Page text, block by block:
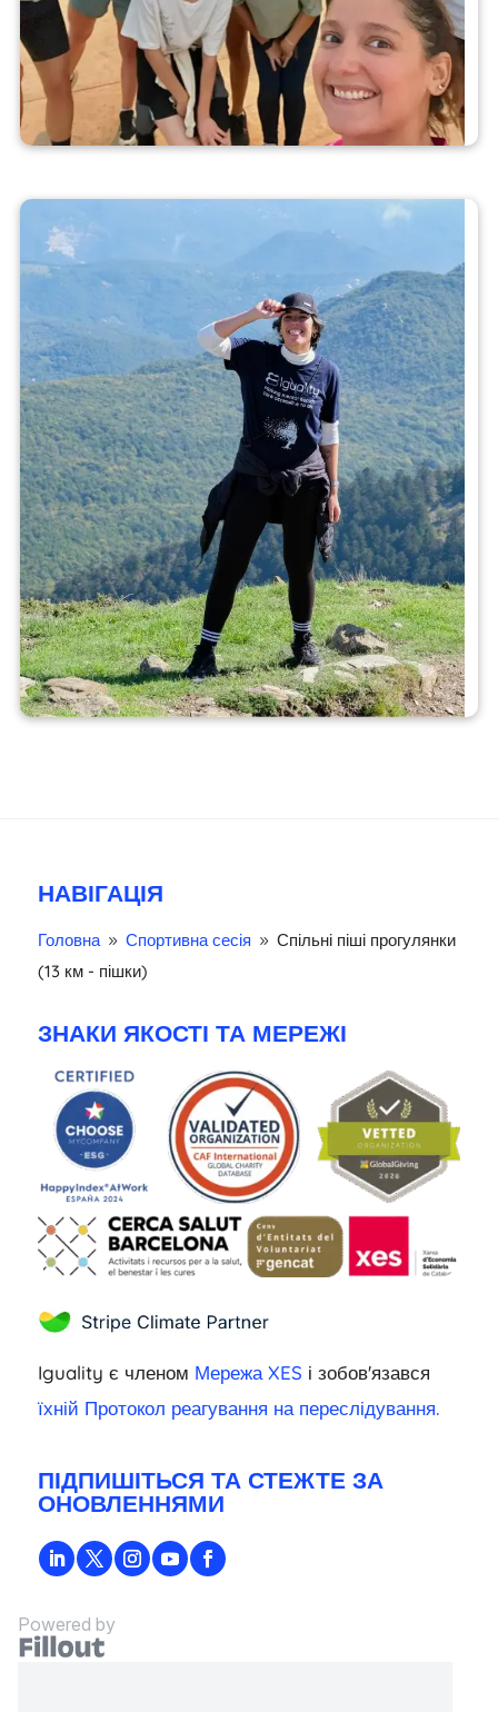
НАВІГАЦІЯ
Головна 9 Спортивна сесія 9 Спільні піші прогулянки
(13 км - пішки)
ЗНАКИ ЯКОСТІ ТА МЕРЕЖІ
Iguality є членом Мережа XES і зобов'язався
їхній Протокол реагування на переслідування.
ПІДПИШІТЬСЯ ТА СТЕЖТЕ ЗА
ОНОВЛЕННЯМИ